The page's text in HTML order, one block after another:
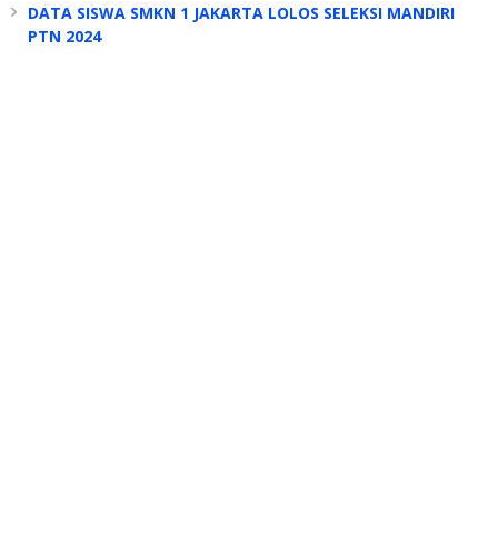
DATA SISWA SMKN 1 JAKARTA LOLOS SELEKSI MANDIRI
PTN 2024